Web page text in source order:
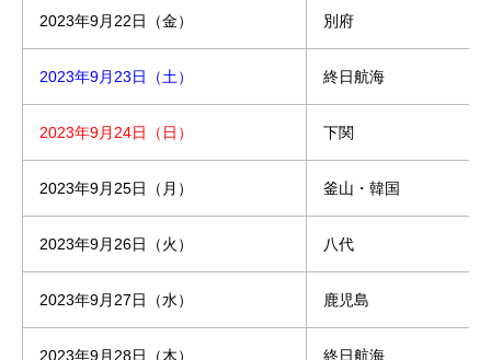
2023年9月22日（金） 別府
2023年9月23日（土） 終日航海
2023年9月24日（日） 下関
2023年9月25日（月） 釜山・韓国
2023年9月26日（火） 八代
2023年9月27日（水） 鹿児島
2023年9月28日（木） 終日航海